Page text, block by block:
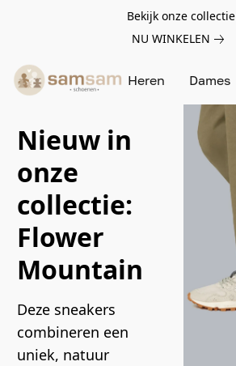
Bekijk onze collectie
NU WINKELEN
Heren Dames
Nieuw in
onze
collectie:
Flower
Mountain
Deze sneakers
combineren een
uniek, natuur